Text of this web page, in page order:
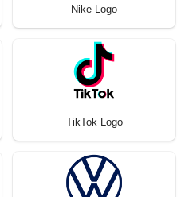
Nike Logo
TikTok Logo